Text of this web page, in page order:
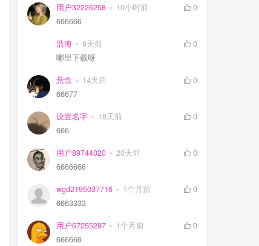
用户32226258 10小时前
0
666666
浩海 9天前
0
哪里下载呀
悬念 14天前
0
66677
设置名字 18天前
0
666
用户89744020 20天前
0
6666666
wgd2195037716 1个月前
0
6663333
用户67255297 1个月前
0
666666